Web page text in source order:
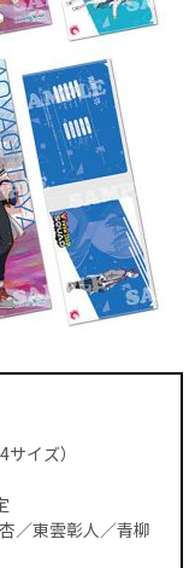
イズ）
／東雲彰人／青柳